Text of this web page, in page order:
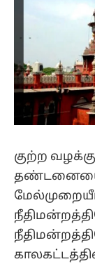
குற்ற
தண்டனையை